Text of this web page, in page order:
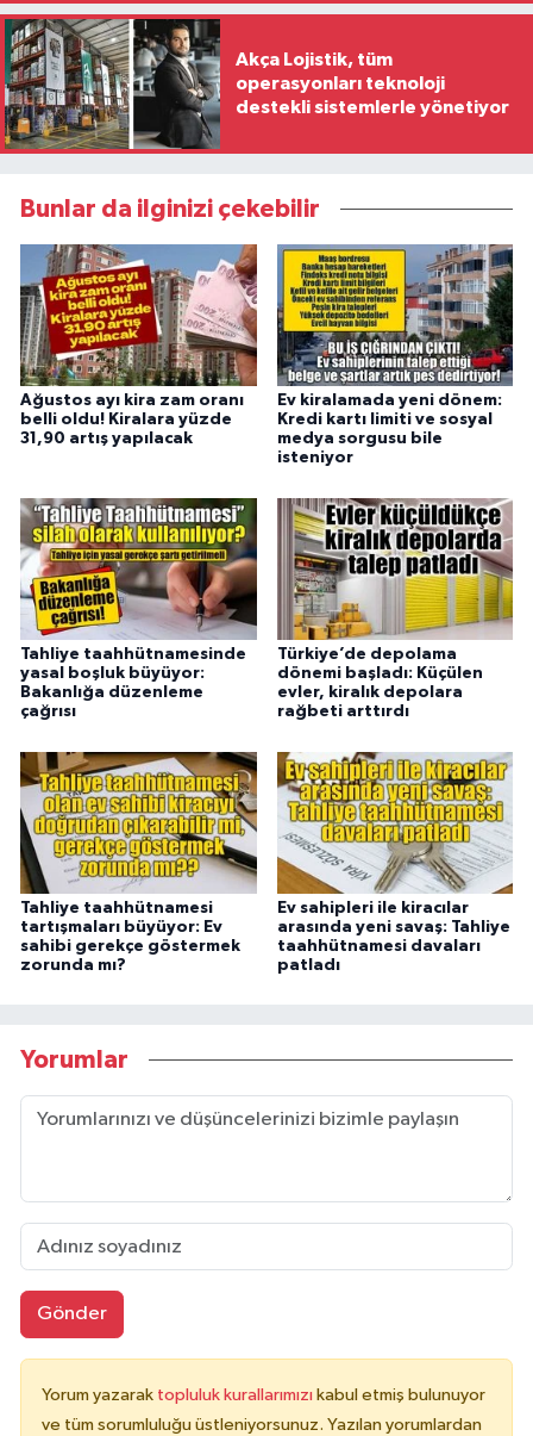
Akça Lojistik, tüm
operasyonları teknoloji
destekli sistemlerle yönetiyor
Bunlar da ilginizi çekebilir
Ağustos ayı kira zam oranı
belli oldu! Kiralara yüzde
31,90 artış yapılacak
Ev kiralamada yeni dönem:
Kredi kartı limiti ve sosyal
medya sorgusu bile
isteniyor
Tahliye taahhütnamesinde
yasal boşluk büyüyor:
Bakanlığa düzenleme
çağrısı
Türkiye’de depolama
dönemi başladı: Küçülen
evler, kiralık depolara
rağbeti arttırdı
Tahliye taahhütnamesi
tartışmaları büyüyor: Ev
sahibi gerekçe göstermek
zorunda mı?
Ev sahipleri ile kiracılar
arasında yeni savaş: Tahliye
taahhütnamesi davaları
patladı
Yorumlar
Gönder
Yorum yazarak topluluk kurallarımızı kabul etmiş bulunuyor
ve tüm sorumluluğu üstleniyorsunuz. Yazılan yorumlardan